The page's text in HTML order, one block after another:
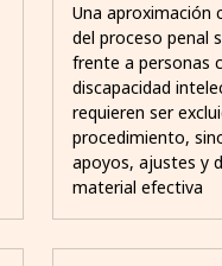
Una aproximación
del proceso penal
frente a personas
discapacidad
requieren ser
procedimiento,
apoyos, ajustes y
material efectiva